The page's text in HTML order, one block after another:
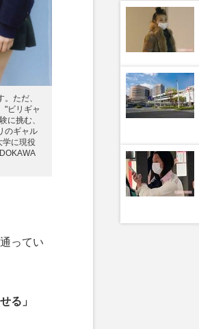
。ただ、
"ビリギャ
に挑む、
のギャル
学に現役
ってい
る」